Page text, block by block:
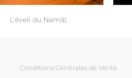
L’éveil du Namib
Conditions Générales de Vente